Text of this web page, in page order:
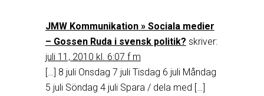
JMW Kommunikation » Sociala medier
– Gossen Ruda i svensk politik? skriver:
juli 11, 2010 kl. 6:07 f m
[…] 8 juli Onsdag 7 juli Tisdag 6 juli Måndag
5 juli Söndag 4 juli Spara / dela med […]